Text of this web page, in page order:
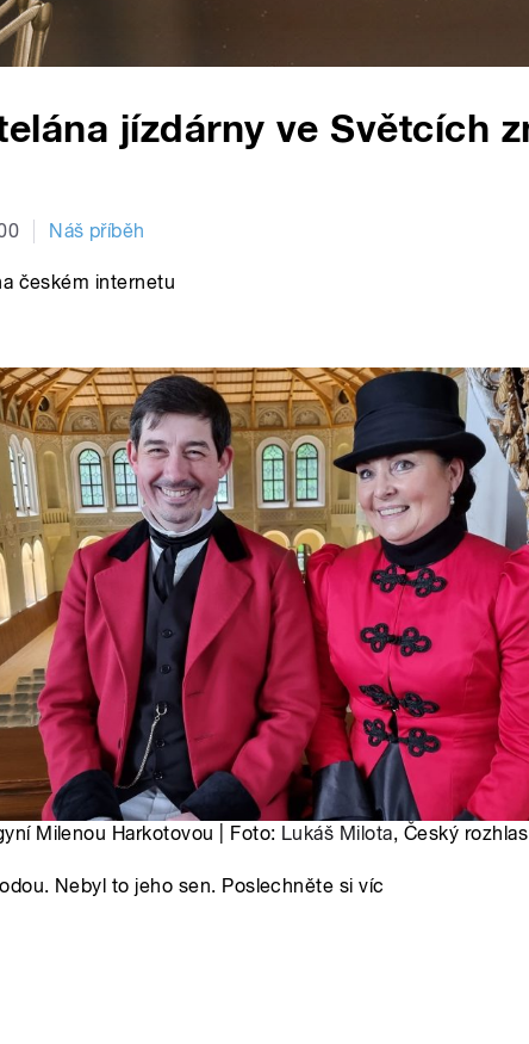
jízdárny ve Světcích
Náš příběh
českém internetu
Milenou Harkotovou | Foto: Lukáš Milota, Český rozhlas
Nebyl to jeho sen. Poslechněte si víc